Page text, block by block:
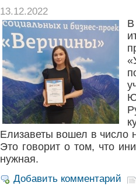
13.12.2022
В
Елизаветы вошел в число
Это говорит о том, что
нужная.
Добавить комментарий